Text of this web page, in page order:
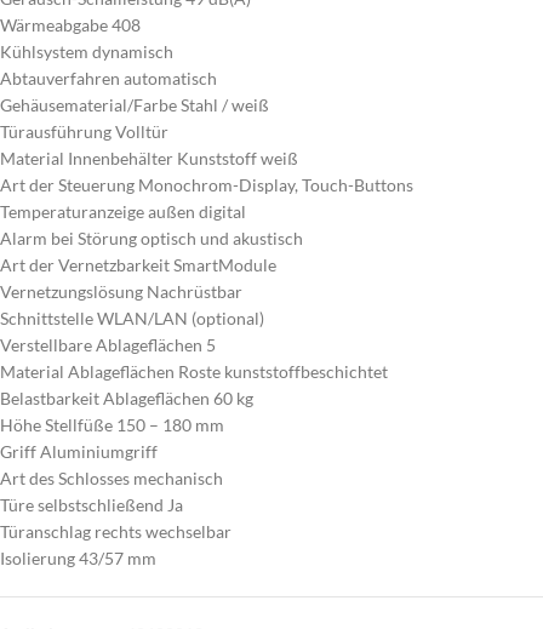
Wärmeabgabe 408
Kühlsystem dynamisch
Abtauverfahren automatisch
Gehäusematerial/Farbe Stahl / weiß
Türausführung Volltür
Material Innenbehälter Kunststoff weiß
Art der Steuerung Monochrom-Display, Touch-Buttons
Temperaturanzeige außen digital
Alarm bei Störung optisch und akustisch
Art der Vernetzbarkeit SmartModule
Vernetzungslösung Nachrüstbar
Schnittstelle WLAN/LAN (optional)
Verstellbare Ablageflächen 5
Material Ablageflächen Roste kunststoffbeschichtet
Belastbarkeit Ablageflächen 60 kg
Höhe Stellfüße 150 – 180 mm
Griff Aluminiumgriff
Art des Schlosses mechanisch
Türe selbstschließend Ja
Türanschlag rechts wechselbar
Isolierung 43/57 mm